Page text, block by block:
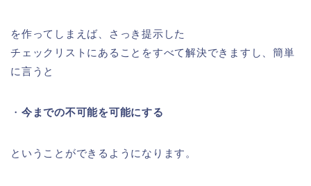
を作ってしまえば、さっき提示した
チェックリストにあることをすべて解決できますし、簡単
に言うと
・ 今までの不可能を可能にする
ということができるようになります。